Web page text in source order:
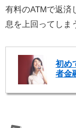
有料のATMで返済
息を上回ってしま
初め
者金